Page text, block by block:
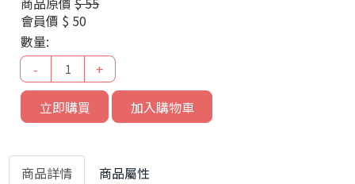
會員價 $ 50
數量:
-
+
立即購買
加入購物車
商品詳情 商品屬性